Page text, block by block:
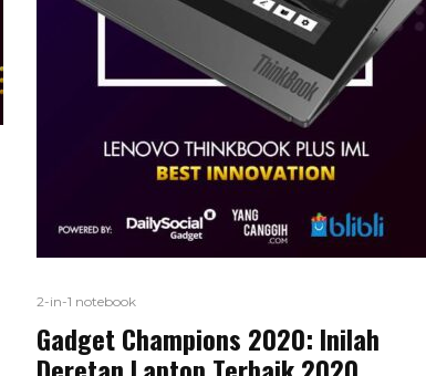
2-in-1 notebook
Gadget Champions 2020: Inilah